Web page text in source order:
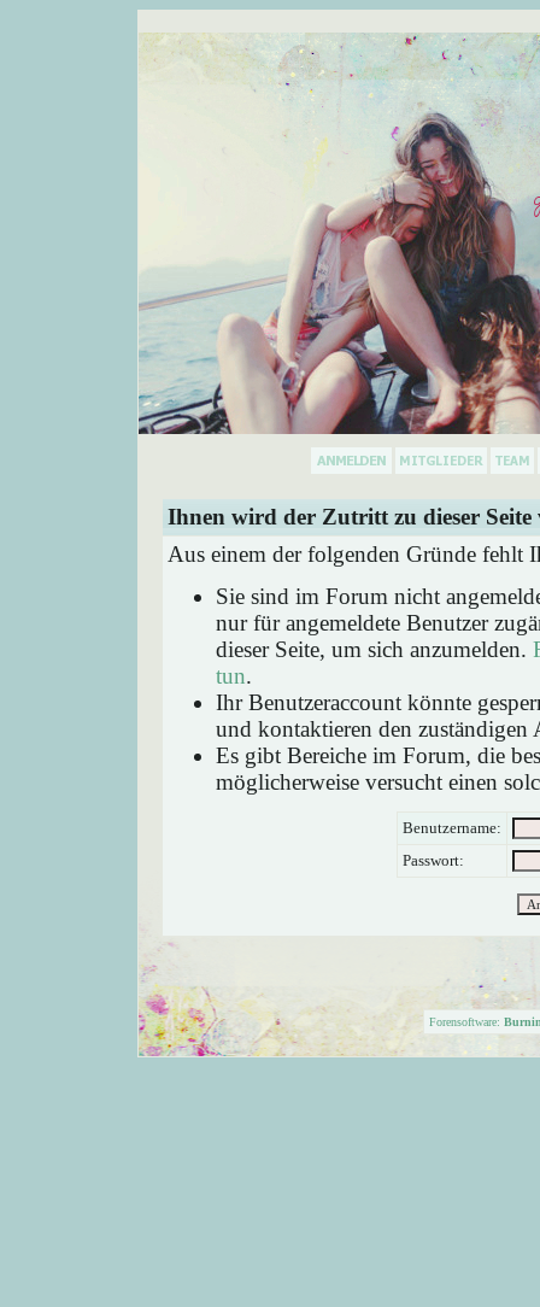
Ihnen wird der Zutritt zu dieser Seite
Aus einem der folgenden Gründe fehlt
Sie sind im Forum nicht
nur für angemeldete Benutzer
dieser Seite, um sich anzumelden.
tun.
Ihr Benutzeraccount könnte
und kontaktieren den zuständigen
Es gibt Bereiche im Forum, die
möglicherweise versucht einen
Benutzername:
Passwort:
Forensoftware: